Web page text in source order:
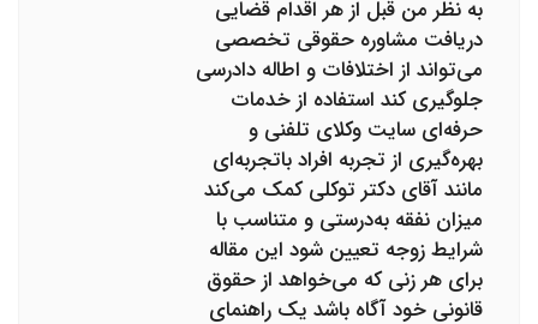
به نظر من قبل از هر اقدام قضایی
دریافت مشاوره حقوقی تخصصی
می‌تواند از اختلافات و اطاله دادرسی
جلوگیری کند استفاده از خدمات
حرفه‌ای سایت وکلای تلفنی و
بهره‌گیری از تجربه افراد باتجربه‌ای
مانند آقای دکتر توکلی کمک می‌کند
میزان نفقه به‌درستی و متناسب با
شرایط زوجه تعیین شود این مقاله
برای هر زنی که می‌خواهد از حقوق
قانونی خود آگاه باشد یک راهنمای